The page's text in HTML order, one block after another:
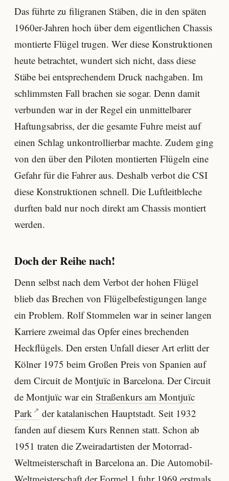
Das führte zu filigranen Stäben, die in den späten
1960er-Jahren hoch über dem eigentlichen Chassis
montierte Flügel trugen. Wer diese Konstruktionen
heute betrachtet, wundert sich nicht, dass diese
Stäbe bei entsprechendem Druck nachgaben. Im
schlimmsten Fall brachen sie sogar. Denn damit
verbunden war in der Regel ein unmittelbarer
Haftungsabriss, der die gesamte Fuhre meist auf
einen Schlag unkontrollierbar machte. Zudem ging
von den über den Piloten montierten Flügeln eine
Gefahr für die Fahrer aus. Deshalb verbot die CSI
diese Konstruktionen schnell. Die Luftleitbleche
durften bald nur noch direkt am Chassis montiert
werden.
Doch der Reihe nach!
Denn selbst nach dem Verbot der hohen Flügel
blieb das Brechen von Flügelbefestigungen lange
ein Problem. Rolf Stommelen war in seiner langen
Karriere zweimal das Opfer eines brechenden
Heckflügels. Den ersten Unfall dieser Art erlitt der
Kölner 1975 beim Großen Preis von Spanien auf
dem Circuit de Montjuïc in Barcelona. Der Circuit
de Montjuïc war ein Straßenkurs am Montjuïc
Park
der katalanischen Hauptstadt. Seit 1932
fanden auf diesem Kurs Rennen statt. Schon ab
1951 traten die Zweiradartisten der Motorrad-
Weltmeisterschaft in Barcelona an. Die Automobil-